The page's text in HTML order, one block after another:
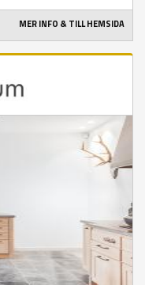
MER INFO & TILL HEMSIDA